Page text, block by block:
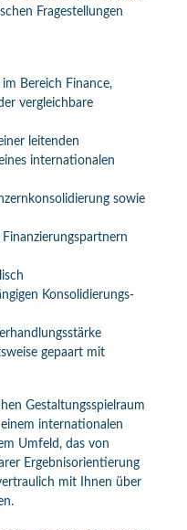
Fragestellungen
Bereich Finance,
vergleichbare
leitenden
internationalen
sowie
Konsolidierungs-
gepaart mit
Gestaltungsspielraum
internationalen
Umfeld, das von
Ergebnisorientierung
mit Ihnen über